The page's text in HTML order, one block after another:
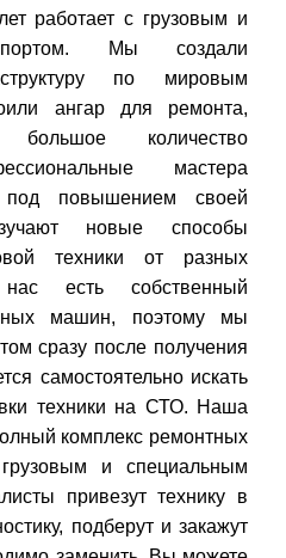
работает с грузовым и
Мы создали
по мировым
ангар для ремонта,
количество
мастера
под повышением своей
новые способы
техники от разных
есть собственный
машин, поэтому мы
сразу после получения
самостоятельно искать
техники на СТО. Наша
комплекс ремонтных
и специальным
привезут технику в
подберут и закажут